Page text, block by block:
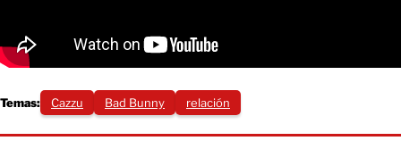
Temas: Cazzu Bad Bunny relación